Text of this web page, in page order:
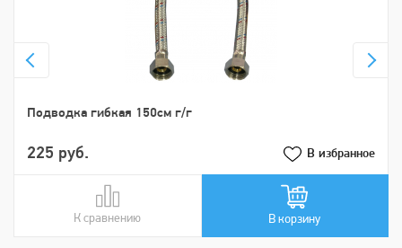
Подводка гибкая 150см г/г
225 руб. В избранное
К сравнению
В сравнении В корзину